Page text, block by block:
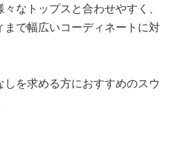
なトップスと合わせやすく、
で幅広いコーディネートに対
を求める方におすすめのスウ